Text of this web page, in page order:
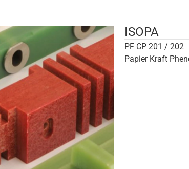
ISOPA
PF CP 201 / 202
Papier Kraft